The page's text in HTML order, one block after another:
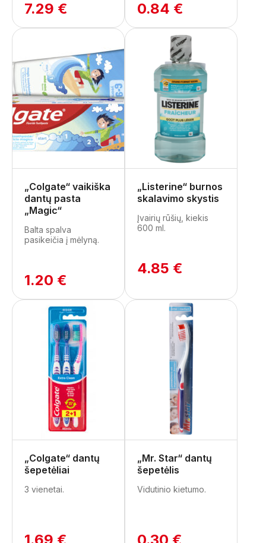
7.29 € 0.84 €
„Colgate“ vaikiška
dantų pasta
„Magic“
Balta spalva
pasikeičia į mėlyną.
1.20 €
„Listerine“ burnos
skalavimo skystis
Įvairių rūšių, kiekis
600 ml.
4.85 €
„Colgate“ dantų
šepetėliai
3 vienetai.
1.69 €
„Mr. Star“ dantų
šepetėlis
Vidutinio kietumo.
0.30 €